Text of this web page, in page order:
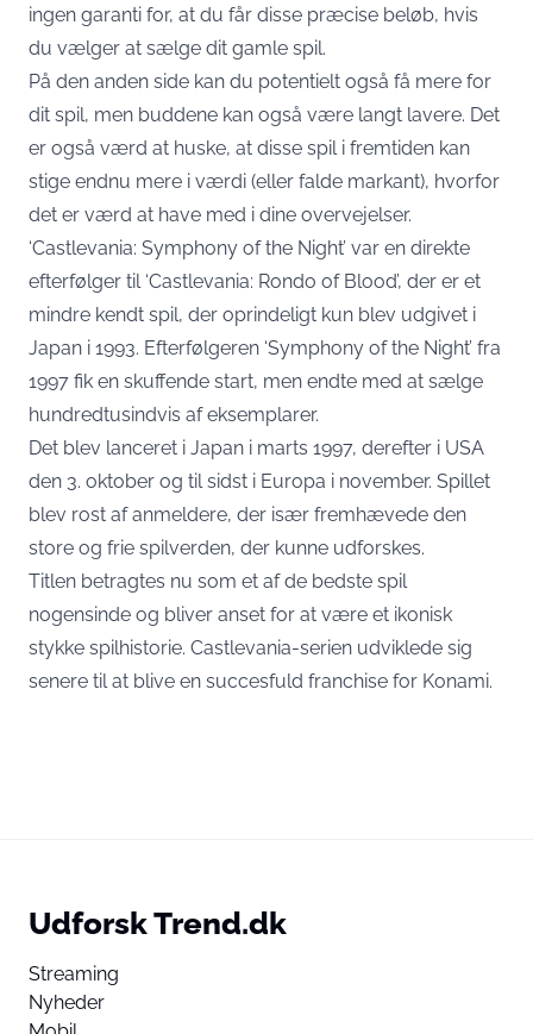
ingen garanti for, at du får disse præcise beløb, hvis
du vælger at sælge dit gamle spil.
På den anden side kan du potentielt også få mere for
dit spil, men buddene kan også være langt lavere. Det
er også værd at huske, at disse spil i fremtiden kan
stige endnu mere i værdi (eller falde markant), hvorfor
det er værd at have med i dine overvejelser.
‘Castlevania: Symphony of the Night’ var en direkte
efterfølger til ‘Castlevania: Rondo of Blood’, der er et
mindre kendt spil, der oprindeligt kun blev udgivet i
Japan i 1993. Efterfølgeren ‘Symphony of the Night’ fra
1997 fik en skuffende start, men endte med at sælge
hundredtusindvis af eksemplarer.
Det blev lanceret i Japan i marts 1997, derefter i USA
den 3. oktober og til sidst i Europa i november. Spillet
blev rost af anmeldere, der især fremhævede den
store og frie spilverden, der kunne udforskes.
Titlen betragtes nu som et af de bedste spil
nogensinde og bliver anset for at være et ikonisk
stykke spilhistorie. Castlevania-serien udviklede sig
senere til at blive en succesfuld franchise for Konami.
Udforsk Trend.dk
Streaming
Nyheder